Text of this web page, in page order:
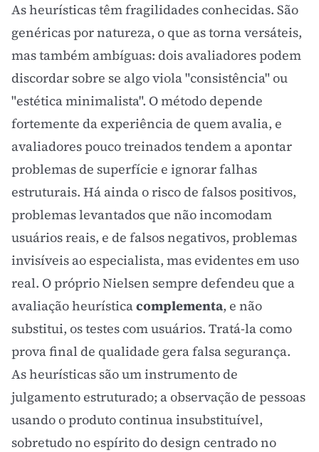
As heurísticas têm fragilidades conhecidas. São
genéricas por natureza, o que as torna versáteis,
mas também ambíguas: dois avaliadores podem
discordar sobre se algo viola "consistência" ou
"estética minimalista". O método depende
fortemente da experiência de quem avalia, e
avaliadores pouco treinados tendem a apontar
problemas de superfície e ignorar falhas
estruturais. Há ainda o risco de falsos positivos,
problemas levantados que não incomodam
usuários reais, e de falsos negativos, problemas
invisíveis ao especialista, mas evidentes em uso
real. O próprio Nielsen sempre defendeu que a
avaliação heurísticacomplementa, e não
substitui, os testes com usuários. Tratá-la como
prova final de qualidade gera falsa segurança.
As heurísticas são um instrumento de
julgamento estruturado; a observação de pessoas
usando o produto continua insubstituível,
sobretudo no espírito dodesign centrado no